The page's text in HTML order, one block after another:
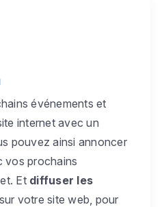
événements et
internet avec un
pouvez ainsi annoncer
vos prochains
Et diffuser les
votre site web, pour